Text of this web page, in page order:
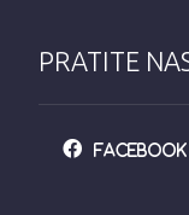
PRATITE
Facebook